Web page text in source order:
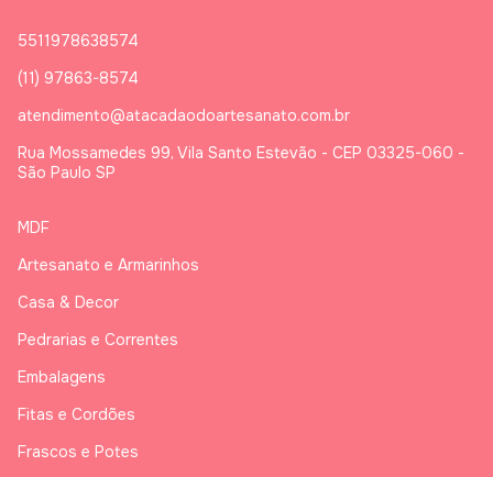
5511978638574
(11) 97863-8574
atendimento@atacadaodoartesanato.com.br
Rua Mossamedes 99, Vila Santo Estevão - CEP 03325-060 -
São Paulo SP
MDF
Artesanato e Armarinhos
Casa & Decor
Pedrarias e Correntes
Embalagens
Fitas e Cordões
Frascos e Potes